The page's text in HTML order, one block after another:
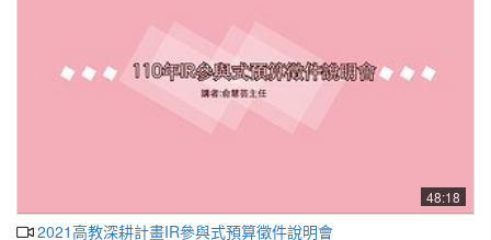
48:18
2021高教深耕計畫IR參與式預算徵件說明會